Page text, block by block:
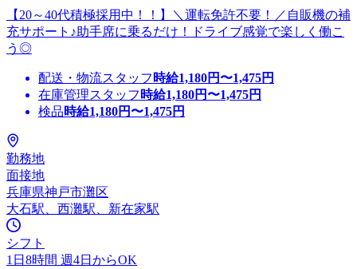
【20～40代積極採用中！！】＼運転免許不要！／自販機の補
充サポート♪助手席に乗るだけ！ドライブ感覚で楽しく働こ
う◎
配送・物流スタッフ 時給1,180円〜1,475円
在庫管理スタッフ 時給1,180円〜1,475円
検品時給1,180円〜1,475円
勤務地
面接地
兵庫県神戸市灘区
大石駅、西灘駅、新在家駅
シフト
1日8時間 週4日からOK